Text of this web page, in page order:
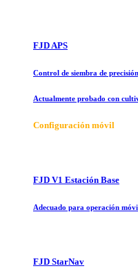
FJD APS
Control de siembra de
Actualmente probado con
Configuración móvil
FJD V1 Estación Base
Adecuado para operación
FJD StarNav